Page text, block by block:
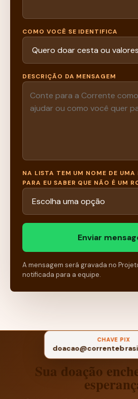
COMO VOCÊ SE IDENTIFICA
DESCRIÇÃO DA MENSAGEM
NA LISTA TEM UM NOME DE UMA
PARA EU SABER QUE NÃO É UM
Enviar
A mensagem será gravada no
notificada para a equipe.
CHAVE PIX
Sua doação